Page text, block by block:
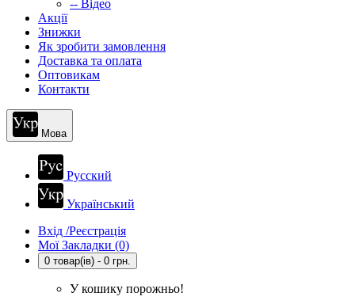
-- Відео
Акції
Знижки
Як зробити замовлення
Доставка та оплата
Оптовикам
Контакти
Мова
Русский
Український
Вхід /Реєстрація
Мої Закладки (0)
0 товар(ів) - 0 грн.
У кошику порожньо!